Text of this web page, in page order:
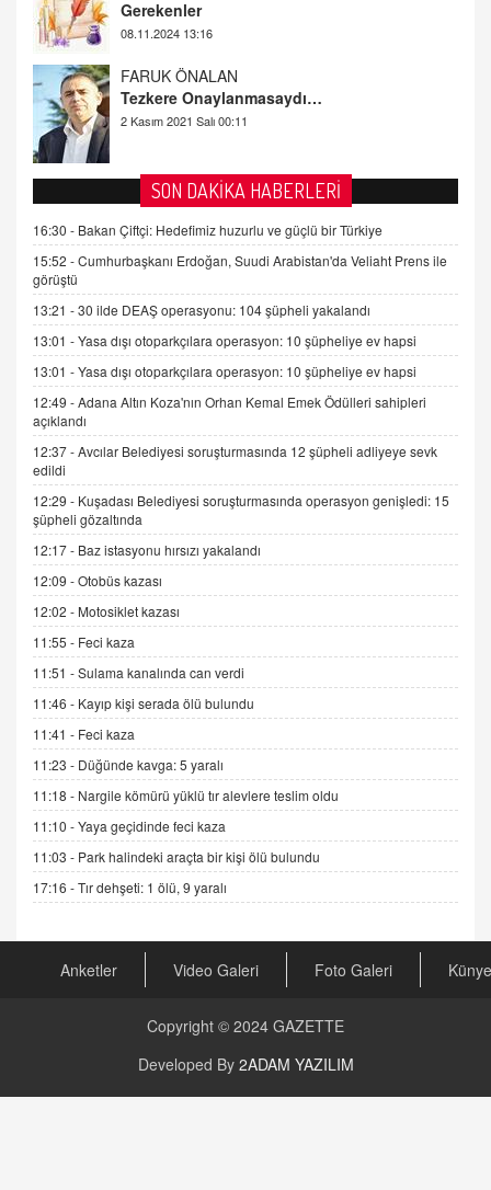
2 Kasım 2021 Salı 00:11
AV. DOĞAN CAN DOĞAN
Kişisel verilerin korunması ve dijital hukukun
gelişimi
SEHER EREK
Kış Ayları Geldi, Hangi Önlemler Alınmalı?
9.12.2025 10:11
İNCİ GÜL AKÖL
Trump Keşke Adana'yı da Ziyaret Etse...
06.07.2026 13:00
ADEM AKÖL
Sednaya
DR. EKREM ASLAN
Gerçek Ne, Algı Ne? "Beraber Yürüyoruz"
Cümlesinin Peşinden
19.07.2025 12:45
GÖNÜL MENEKŞE
Şifacının Yolu
04.11.2025 12:56
AV. RÜMEYSA ÖZKALE
Kira Uyuşmazlıklarında Dava Açmadan Önce
Arabulucuya Başvuru Şartı
23.09.2023 16:30
CAN UĞURATEŞ
Değişen yapısıyla Suriye
16.12.2024 14:16
GÜNLÜK BURÇ YORUMU
Günlük Burç Yorumu | 22 Kasım 2024: Koç,
20.11.2024 17:44
PEARL SİRİUS
SON DAKİKA HABERLERİ
16:30 - Bakan Çiftçi: Hedefimiz huzurlu ve güçlü bir Türkiye
15:52 -Cumhurbaşkanı Erdoğan, Suudi Arabistan'da Veliaht Prens ile
görüştü
13:21 -30 ilde DEAŞ operasyonu: 104 şüpheli yakalandı
13:01 -Yasa dışı otoparkçılara operasyon: 10 şüpheliye ev hapsi
13:01 -Yasa dışı otoparkçılara operasyon: 10 şüpheliye ev hapsi
12:49 -Adana Altın Koza'nın Orhan Kemal Emek Ödülleri sahipleri
açıklandı
12:37 -Avcılar Belediyesi soruşturmasında 12 şüpheli adliyeye sevk
edildi
12:29 - Kuşadası Belediyesi soruşturmasında operasyon genişledi: 15
şüpheli gözaltında
12:17 - Baz istasyonu hırsızı yakalandı
12:09 -Otobüs kazası
12:02 - Motosiklet kazası
11:55 - Feci kaza
11:51 -Sulama kanalında can verdi
11:46 - Kayıp kişi serada ölü bulundu
11:41 - Feci kaza
11:23 - Düğünde kavga: 5 yaralı
11:18 - Nargile kömürü yüklü tır alevlere teslim oldu
11:10 -Yaya geçidinde feci kaza
11:03 - Park halindeki araçta bir kişi ölü bulundu
17:16 -Tır dehşeti: 1 ölü, 9 yaralı
Anketler Video Galeri Foto Galeri Künye
Copyright © 2024 GAZETTE
Developed By 2ADAM YAZILIM